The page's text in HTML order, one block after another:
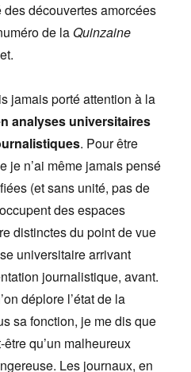
des découvertes amorcées
de la Quinzaine
jamais porté attention à la
analyses universitaires
. Pour être
je n’ai même jamais pensé
(et sans unité, pas de
des espaces
distinctes du point de vue
universitaire arrivant
journalistique, avant.
déplore l’état de la
sa fonction, je me dis que
qu’un malheureux
Les journaux, en